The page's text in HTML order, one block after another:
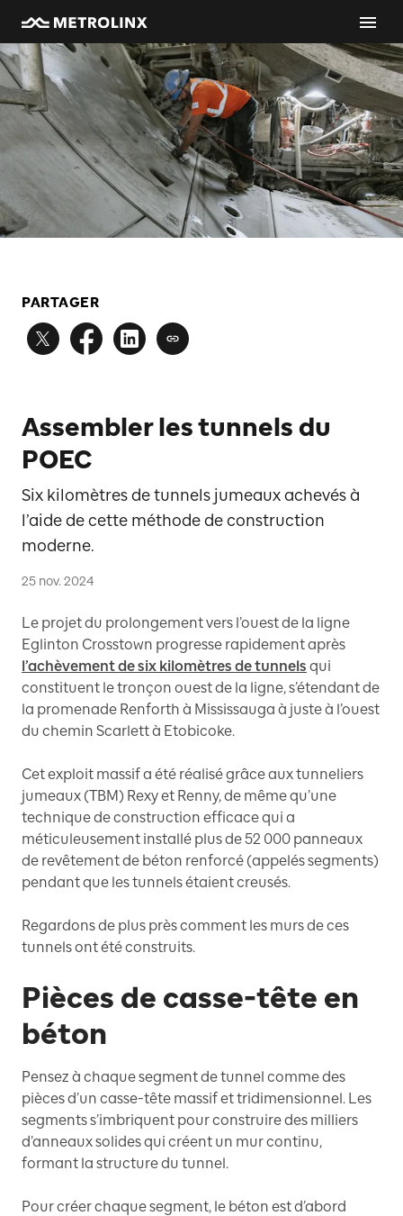
PARTAGER
Assembler les tunnels du
POEC
Six kilomètres de tunnels jumeaux achevés à
l’aide de cette méthode de construction
moderne.
25 nov. 2024
Le projet du prolongement vers l’ouest de la ligne
Eglinton Crosstown progresse rapidement après
l’achèvement de six kilomètres de tunnels qui
constituent le tronçon ouest de la ligne, s’étendant de
la promenade Renforth à Mississauga à juste à l’ouest
du chemin Scarlett à Etobicoke.
Cet exploit massif a été réalisé grâce aux tunneliers
jumeaux (TBM) Rexy et Renny, de même qu’une
technique de construction efficace qui a
méticuleusement installé plus de 52 000 panneaux
de revêtement de béton renforcé (appelés segments)
pendant que les tunnels étaient creusés.
Regardons de plus près comment les murs de ces
tunnels ont été construits.
Pièces de casse-tête en
béton
Pensez à chaque segment de tunnel comme des
pièces d’un casse-tête massif et tridimensionnel. Les
segments s’imbriquent pour construire des milliers
d’anneaux solides qui créent un mur continu,
formant la structure du tunnel.
Pour créer chaque segment, le béton est d’abord